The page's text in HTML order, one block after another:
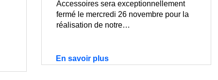
Accessoires sera exceptionnellement
fermé le mercredi 26 novembre pour la
réalisation de notre…
En savoir plus